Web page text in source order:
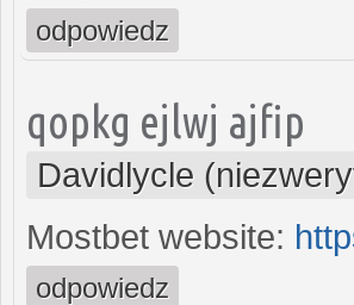
odpowiedz
qopkg ejlwj ajfip
Davidlycle
Mostbet website:
odpowiedz